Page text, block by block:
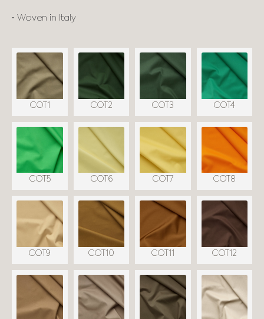
• Woven in Italy
COT1 COT2 COT3 COT4
COT5 COT6 COT7 COT8
COT9 COT10 COT11 COT12